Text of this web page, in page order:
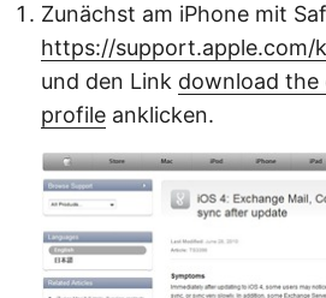
Zunächst am iPhone mit
https://support.apple.com/
und den Link download
profile anklicken.